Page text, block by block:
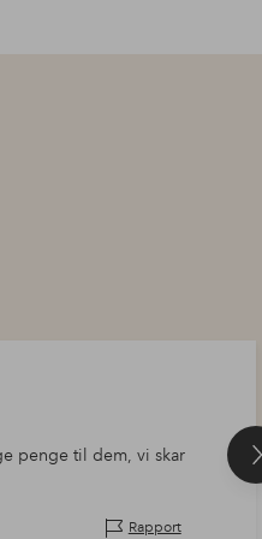
penge til dem, vi skar
Rapport